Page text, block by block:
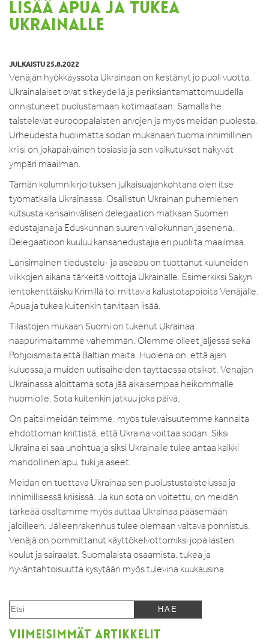
LISÄÄ APUA JA TUKEA
UKRAINALLE
JULKAISTU 25.8.2022
Venäjän hyökkäyssota Ukrainaan on kestänyt jo puoli vuotta.
Ukrainalaiset ovat sitkeydellä ja periksiantamattomuudella
onnistuneet puolustamaan kotimaataan. Samalla he
taistelevat eurooppalaisten arvojen ja myös meidän puolesta.
Urheudesta huolimatta sodan mukanaan tuoma inhimillinen
kriisi on jokapäiväinen tosiasia ja sen vaikutukset näkyvät
ympäri maailman.
Tämän kolumnikirjoituksen julkaisuajankohtana olen itse
työmatkalla Ukrainassa. Osallistun Ukrainan puhemiehen
kutsusta kansainvälisen delegaation matkaan Suomen
edustajana ja Eduskunnan suuren valiokunnan jäsenenä.
Delegaatioon kuuluu kansanedustajia eri puolilta maailmaa.
Länsimainen tiedustelu- ja aseapu on tuottanut kuluneiden
viikkojen aikana tärkeitä voittoja Ukrainalle. Esimerkiksi Sakyn
lentokenttäisku Krimillä toi mittavia kalustotappioita Venäjälle.
Apua ja tukea kuitenkin tarvitaan lisää.
Tilastojen mukaan Suomi on tukenut Ukrainaa
naapurimaitamme vähemmän. Olemme olleet jäljessä sekä
Pohjoismaita että Baltian maita. Huolena on, että ajan
kuluessa ja muiden uutisaiheiden täyttäessä otsikot, Venäjän
Ukrainassa aloittama sota jää aikaisempaa heikommalle
huomiolle. Sota kuitenkin jatkuu joka päivä.
On paitsi meidän teimme, myös tulevaisuutemme kannalta
ehdottoman kriittistä, että Ukraina voittaa sodan. Siksi
Ukraina ei saa unohtua ja siksi Ukrainalle tulee antaa kaikki
mahdollinen apu, tuki ja aseet.
Meidän on tuettava Ukrainaa sen puolustustaistelussa ja
inhimillisessä kriisissä. Ja kun sota on voitettu, on meidän
tärkeää osaltamme myös auttaa Ukrainaa pääsemään
jaloilleen. Jälleenrakennus tulee olemaan valtava ponnistus.
Venäjä on pommittanut käyttökelvottomiksi jopa lasten
koulut ja sairaalat. Suomalaista osaamista, tukea ja
hyväntahtoisuutta kysytään myös tulevina kuukausina.
VIIMEISIMMÄT ARTIKKELIT